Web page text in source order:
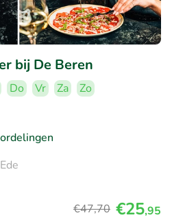
bij De Beren
Do Vr Za
Zo
€47,70 €25,95